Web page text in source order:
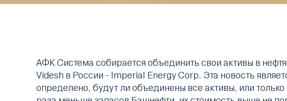
АФК Система собирается объединить свои активы в
Videsh в России - Imperial Energy Corp. Эта новость
определено, будут ли объединены все активы, или